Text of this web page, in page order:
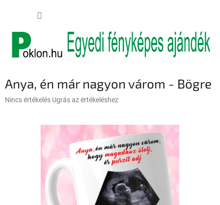
tartalomhoz
Anya, én már nagyon várom - Bögre
A
Nincs értékelés Ugrás az értékeléshez